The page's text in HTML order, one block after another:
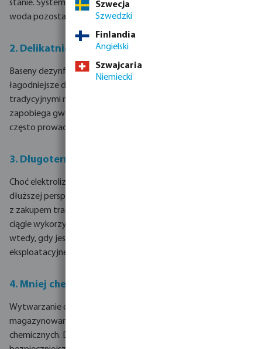
stanie. System zapewnia stały poziom chloru, dzięki czemu
woda pozostaje czysta i bezpieczna do kąpieli.
2. Delikatniejsza woda
Baseny dezynfekowane przy pomocy elektrolizy są znacznie
łagodniejsze dla skóry, oczu i włosów w porównaniu z
tradycyjnymi metodami chlorowania. Stabilna produkcja chloru
zapobiega gwałtownym wahaniom jego poziomu, które
często prowadzą do podrażnień.
3. Długoterminowe oszczędności
Choć elektroliza soli wymaga początkowej inwestycji, w
dłuższej perspektywie pozwala zredukować koszty związane
z zakupem tradycyjnych środków chlorujących. Urządzenie
ciągle wykorzystuje tę samą sól i produkuje chlor wyłącznie
wtedy, gdy jest potrzebny, co przekłada się na niższe koszty
eksploatacyjne.
4. Mniej chemikaliów w otoczeniu
Wytwarzanie chloru z soli znacząco ogranicza konieczność
magazynowania i stosowania niebezpiecznych środków
chemicznych. Dzięki temu użytkowanie basenu staje się
Szwecja
Szwedzki
Finlandia
Angielski
Szwajcaria
Niemiecki